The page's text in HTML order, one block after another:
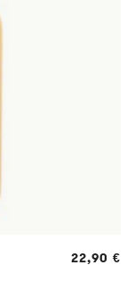
22,90 €